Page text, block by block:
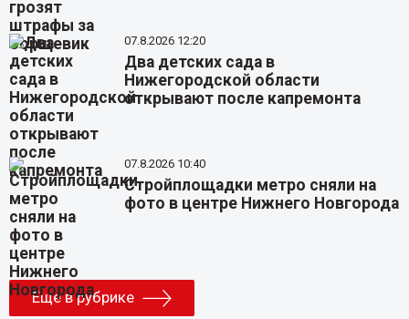
07.8.2026 12:20
Два детских сада в
Нижегородской области
открывают после капремонта
07.8.2026 10:40
Стройплощадки метро сняли на
фото в центре Нижнего Новгорода
Еще в рубрике